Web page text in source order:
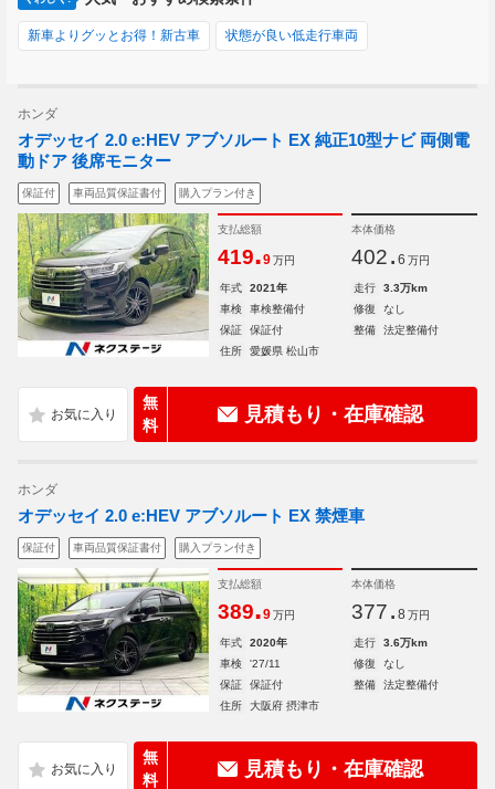
新車よりグッとお得！新古車 状態が良い低走行車両
ホンダ
オデッセイ 2.0 e:HEV アブソルート EX 純正10型ナビ 両側電
動ドア 後席モニター
保証付 車両品質保証書付 購入プラン付き
支払総額
419.9 万円
本体価格
402. 6 万円
年式 2021年 走行
3.3万km
車検
車検整備付 修復
なし
保証
保証付 整備
法定整備付
住所
愛媛県 松山市
無
料
見積もり・在庫確認
ホンダ
オデッセイ 2.0 e:HEV アブソルート EX 禁煙車
保証付 車両品質保証書付 購入プラン付き
支払総額
389.9 万円
本体価格
377. 8 万円
年式 2020年 走行
3.6万km
車検
'27/11 修復
なし
保証
保証付 整備
法定整備付
住所
大阪府 摂津市
無
料
見積もり・在庫確認